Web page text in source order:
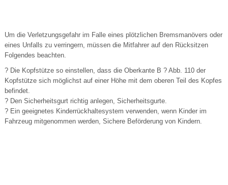
Um die Verletzungsgefahr im Falle eines plötzlichen Bremsmanövers oder
eines Unfalls zu verringern, müssen die Mitfahrer auf den Rücksitzen
Folgendes beachten.
? Die Kopfstütze so einstellen, dass die Oberkante B ? Abb. 110 der
Kopfstütze sich möglichst auf einer Höhe mit dem oberen Teil des Kopfes
befindet.
? Den Sicherheitsgurt richtig anlegen, Sicherheitsgurte.
? Ein geeignetes Kinderrückhaltesystem verwenden, wenn Kinder im
Fahrzeug mitgenommen werden, Sichere Beförderung von Kindern.